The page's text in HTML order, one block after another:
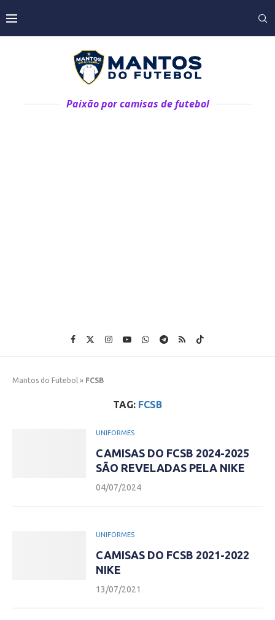
Paixão por camisas de futebol
Mantos do Futebol » FCSB
TAG: FCSB
UNIFORMES
CAMISAS DO FCSB 2024-2025
SÃO REVELADAS PELA NIKE
04/07/2024
UNIFORMES
CAMISAS DO FCSB 2021-2022
NIKE
13/07/2021